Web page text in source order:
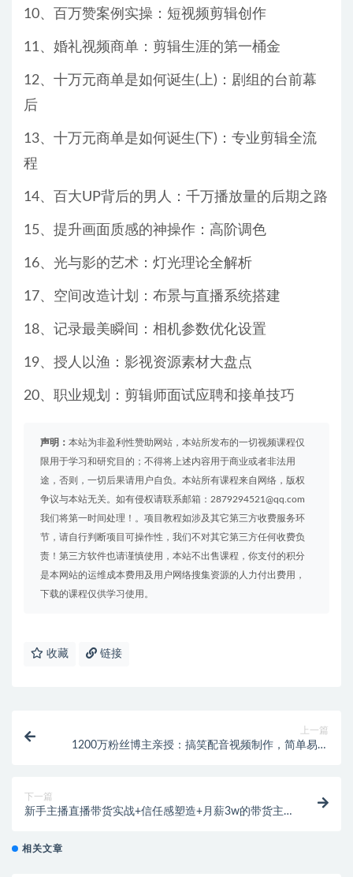
10、百万赞案例实操：短视频剪辑创作
11、婚礼视频商单：剪辑生涯的第一桶金
12、十万元商单是如何诞生(上)：剧组的台前幕
后
13、十万元商单是如何诞生(下)：专业剪辑全流
程
14、百大UP背后的男人：千万播放量的后期之路
15、提升画面质感的神操作：高阶调色
16、光与影的艺术：灯光理论全解析
17、空间改造计划：布景与直播系统搭建
18、记录最美瞬间：相机参数优化设置
19、授人以渔：影视资源素材大盘点
20、职业规划：剪辑师面试应聘和接单技巧
声明： 本站为非盈利性赞助网站，本站所发布的一切视频课程仅
限用于学习和研究目的；不得将上述内容用于商业或者非法用
途，否则，一切后果请用户自负。本站所有课程来自网络，版权
争议与本站无关。如有侵权请联系邮箱：2879294521@qq.com
我们将第一时间处理！。项目教程如涉及其它第三方收费服务环
节，请自行判断项目可操作性，我们不对其它第三方任何收费负
责！第三方软件也请谨慎使用，本站不出售课程，你支付的积分
是本网站的运维成本费用及用户网络搜集资源的人力付出费用，
下载的课程仅供学习使用。
收藏 链接
上一篇
1200万粉丝博主亲授：搞笑配音视频制作，简单易上
下一篇
新手主播直播带货实战+信任感塑造+月薪3w的带货主
相关文章